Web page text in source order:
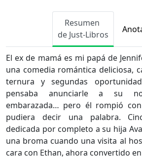
Resumen
de Just-Libros
El ex de mamá es mi papá de
una comedia romántica deliciosa,
ternura y segundas
pensaba anunciarle a su
embarazada… pero él rompió
pudiera decir una palabra.
dedicada por completo a su hija
una broma cuando una visita al
cara con Ethan, ahora convertido